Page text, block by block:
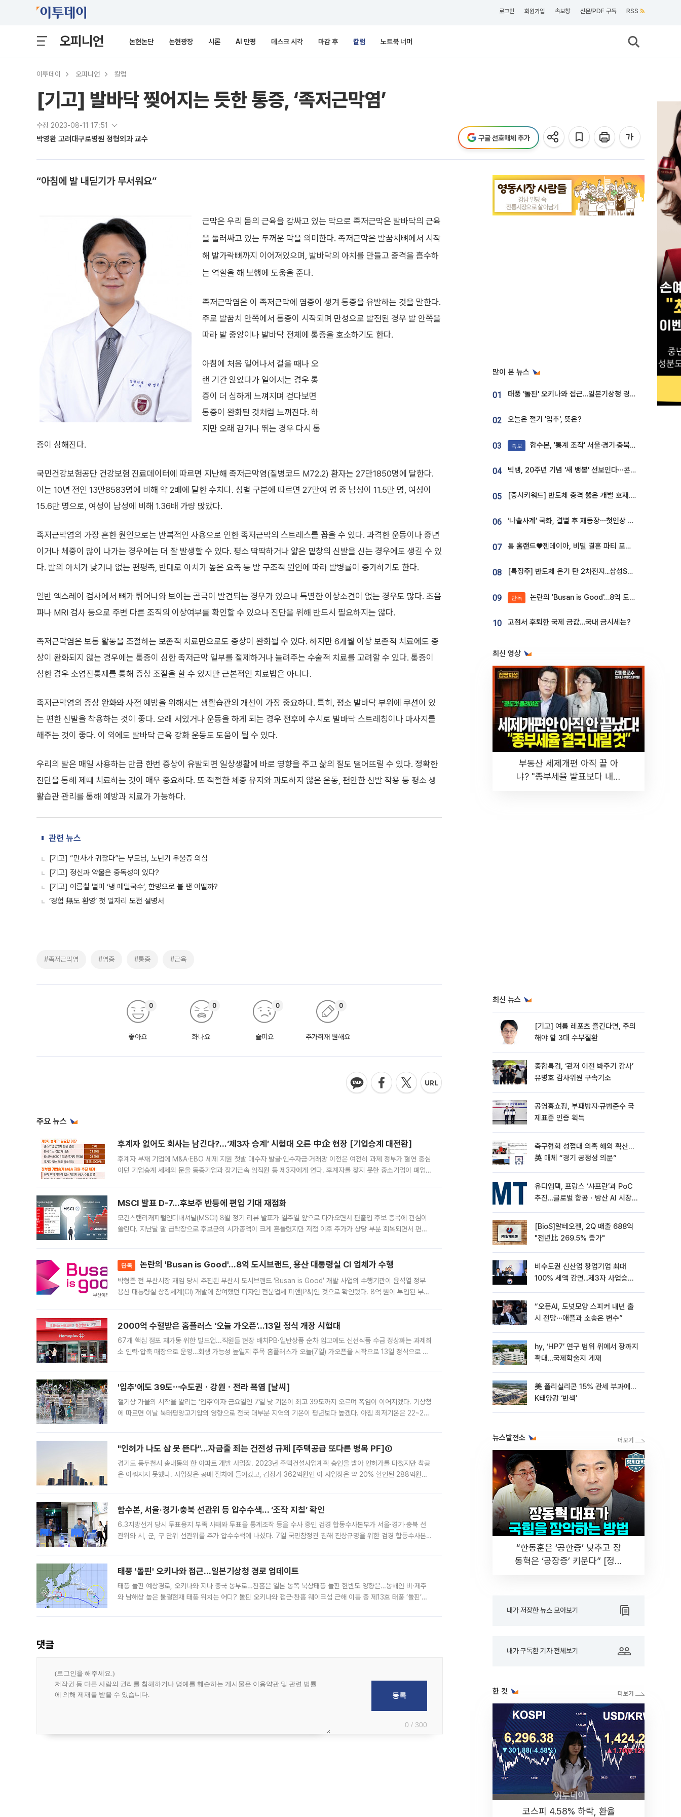
로그인 회원가입 속보창 신문/PDF 구독 RSS
오피니언 논현논단 논현광장 시론 AI 만평 데스크 시각 마감 후 칼럼 노트북 너머
이투데이 오피니언 칼럼
[기고] 발바닥 찢어지는 듯한 통증, ‘족저근막염’
수정 2023-08-11 17:51
박영환 고려대구로병원 정형외과 교수 구글 선호매체 추가
“아침에 발 내딛기가 무서워요”
근막은 우리 몸의 근육을 감싸고 있는 막으로 족저근막은 발바닥의 근육
을 둘러싸고 있는 두꺼운 막을 의미한다. 족저근막은 발꿈치뼈에서 시작
해 발가락뼈까지 이어져있으며, 발바닥의 아치를 만들고 충격을 흡수하
는 역할을 해 보행에 도움을 준다.
족저근막염은 이 족저근막에 염증이 생겨 통증을 유발하는 것을 말한다.
주로 발꿈치 안쪽에서 통증이 시작되며 만성으로 발전된 경우 발 안쪽을
따라 발 중앙이나 발바닥 전체에 통증을 호소하기도 한다.
아침에 처음 일어나서 걸을 때나 오
랜 기간 앉았다가 일어서는 경우 통
증이 더 심하게 느껴지며 걷다보면
통증이 완화된 것처럼 느껴진다. 하
지만 오래 걷거나 뛰는 경우 다시 통
증이 심해진다.
국민건강보험공단 건강보험 진료데이터에 따르면 지난해 족저근막염(질병코드 M72.2) 환자는 27만1850명에 달한다.
이는 10년 전인 13만8583명에 비해 약 2배에 달한 수치다. 성별 구분에 따르면 27만여 명 중 남성이 11.5만 명, 여성이
15.6만 명으로, 여성이 남성에 비해 1.36배 가량 많았다.
족저근막염의 가장 흔한 원인으로는 반복적인 사용으로 인한 족저근막의 스트레스를 꼽을 수 있다. 과격한 운동이나 중년
이거나 체중이 많이 나가는 경우에는 더 잘 발생할 수 있다. 평소 딱딱하거나 얇은 밑창의 신발을 신는 경우에도 생길 수 있
다. 발의 아치가 낮거나 없는 편평족, 반대로 아치가 높은 요족 등 발 구조적 원인에 따라 발병률이 증가하기도 한다.
일반 엑스레이 검사에서 뼈가 튀어나와 보이는 골극이 발견되는 경우가 있으나 특별한 이상소견이 없는 경우도 많다. 초음
파나 MRI 검사 등으로 주변 다른 조직의 이상여부를 확인할 수 있으나 진단을 위해 반드시 필요하지는 않다.
족저근막염은 보통 활동을 조절하는 보존적 치료만으로도 증상이 완화될 수 있다. 하지만 6개월 이상 보존적 치료에도 증
상이 완화되지 않는 경우에는 통증이 심한 족저근막 일부를 절제하거나 늘려주는 수술적 치료를 고려할 수 있다. 통증이
심한 경우 소염진통제를 통해 증상 조절을 할 수 있지만 근본적인 치료법은 아니다.
족저근막염의 증상 완화와 사전 예방을 위해서는 생활습관의 개선이 가장 중요하다. 특히, 평소 발바닥 부위에 쿠션이 있
는 편한 신발을 착용하는 것이 좋다. 오래 서있거나 운동을 하게 되는 경우 전후에 수시로 발바닥 스트레칭이나 마사지를
해주는 것이 좋다. 이 외에도 발바닥 근육 강화 운동도 도움이 될 수 있다.
우리의 발은 매일 사용하는 만큼 한번 증상이 유발되면 일상생활에 바로 영향을 주고 삶의 질도 떨어뜨릴 수 있다. 정확한
진단을 통해 제때 치료하는 것이 매우 중요하다. 또 적절한 체중 유지와 과도하지 않은 운동, 편안한 신발 착용 등 평소 생
활습관 관리를 통해 예방과 치료가 가능하다.
관련 뉴스
[기고] “만사가 귀찮다”는 부모님, 노년기 우울증 의심
[기고] 정신과 약물은 중독성이 있다?
[기고] 여름철 별미 ‘냉 메밀국수’, 한방으로 볼 땐 어떨까?
‘경험 無도 환영’ 첫 일자리 도전 설명서
#족저근막염 #염증 #통증 #근육
좋아요
0
화나요
0
슬퍼요
0
추가취재 원해요
0
주요 뉴스
후계자 없어도 회사는 남긴다?…‘제3자 승계’ 시험대 오른 中企 현장 [기업승계 대전환]
후계자 부재 기업에 M&A·EBO 세제 지원 첫발 매수자 발굴·인수자금·거래망 이전은 여전히 과제 정부가 혈연 중심
이던 기업승계 세제의 문을 동종기업과 장기근속 임직원 등 제3자에게 연다. 후계자를 찾지 못한 중소기업이 폐업
MSCI 발표 D-7…후보주 반등에 편입 기대 재점화
모건스탠리캐피털인터내셔널(MSCI) 8월 정기 리뷰 발표가 일주일 앞으로 다가오면서 편출입 후보 종목에 관심이
쏠린다. 지난달 말 급락장으로 후보군의 시가총액이 크게 흔들렸지만 저점 이후 주가가 상당 부분 회복되면서 편입
단독 논란의 'Busan is Good'…8억 도시브랜드, 용산 대통령실 CI 업체가 수행
박형준 전 부산시장 재임 당시 추진된 부산시 도시브랜드 ‘Busan is Good’ 개발 사업의 수행기관이 윤석열 정부
용산 대통령실 상징체계(CI) 개발에 참여했던 디자인 전문업체 피앤(P&)인 것으로 확인됐다. 8억 원이 투입된 부산
2000억 수혈받은 홈플러스 ‘오늘 가오픈’...13일 정식 개장 시험대
67개 핵심 점포 재가동 위한 빌드업...직원들 현장 배치PB·일반상품 순차 입고에도 신선식품 수급 정상화는 과제최
소 인력·압축 매장으로 운영…회생 가능성 높일지 주목 홈플러스가 오늘(7일) 가오픈을 시작으로 13일 정식으로 재
'입추'에도 39도⋯수도권ㆍ강원ㆍ전라 폭염 [날씨]
절기상 가을의 시작을 알리는 ‘입추’이자 금요일인 7일 낮 기온이 최고 39도까지 오르며 폭염이 이어지겠다. 기상청
에 따르면 이날 북태평양고기압의 영향으로 전국 대부분 지역의 기온이 평년보다 높겠다. 아침 최저기온은 22~27
"인허가 나도 삽 못 뜬다"…자금줄 죄는 건전성 규제 [주택공급 또다른 병목 PF]①
경기도 동두천시 송내동의 한 아파트 개발 사업장. 2023년 주택건설사업계획 승인을 받아 인허가를 마쳤지만 착공
은 이뤄지지 못했다. 사업장은 공매 절차에 들어갔고, 감정가 362억원인 이 사업장은 약 20% 할인된 288억원에
합수본, 서울·경기·충북 선관위 등 압수수색… ‘조작 지침’ 확인
6.3지방선거 당시 투표용지 부족 사태와 투표율 통계조작 등을 수사 중인 검경 합동수사본부가 서울·경기·충북 선
관위와 시, 군, 구 단위 선관위를 추가 압수수색에 나섰다. 7일 국민참정권 침해 진상규명을 위한 검경 합동수사본
태풍 '돌핀' 오키나와 접근…일본기상청 경로 업데이트
태풍 돌핀 예상경로, 오키나와 지나 중국 동부로…찬홈은 일본 동쪽 북상태풍 돌핀 한반도 영향은…동해안 비·제주
와 남해상 높은 물결현재 태풍 위치는 어디? 돌핀 오키나와 접근·찬홈 웨이크섬 근해 이동 중 제13호 태풍 ‘돌핀’이
댓글
0 / 300
많이 본 뉴스
01 태풍 '돌핀' 오키나와 접근…일본기상청 경로 업데이트
02 오늘은 절기 '입추', 뜻은?
03 속보 합수본, '통계 조작' 서울·경기·충북 선관위 등 추가 압수수색
04 빅뱅, 20주년 기념 '새 뱅봉' 선보인다⋯콘서트 앞두고 팝업 개최
05 [증시키워드] 반도체 충격 뚫은 개별 호재...포스코퓨처엠·에코프로·한화솔루션 '눈길'
06 ‘나솔사계’ 국화, 결별 후 재등장⋯첫인상 투표 휩쓸고 ‘인기녀’ 등극
07 톰 홀랜드♥젠데이아, 비밀 결혼 파티 포착⋯호텔 대관비만 9억
08 [특징주] 반도체 온기 탄 2차전지...삼성SDI, 장 초반 7% 넘게 껑충
09 단독 논란의 'Busan is Good'…8억 도시브랜드, 용산 대통령실 CI 업체가 수행
10 고점서 후퇴한 국제 금값…국내 금시세는?
최신 영상
부동산 세제개편 아직 끝 아
냐? "종부세율 발표보다 내릴
최신 뉴스
[기고] 여름 레포츠 즐긴다면, 주의
해야 할 3대 수부질환
종합특검, ‘관저 이전 봐주기 감사’
유병호 감사위원 구속기소
공영홈쇼핑, 부패방지·규범준수 국
제표준 인증 획득
축구협회 성접대 의혹 해외 확산…
英 매체 “경기 공정성 의문”
유디엠텍, 프랑스 ‘샤프란’과 PoC
추진…글로벌 항공ㆍ방산 AI 시장
[BioS]알테오젠, 2Q 매출 688억
"전년比 269.5% 증가"
비수도권 신산업 창업기업 최대
100% 세액 감면...제3자 사업승계
“오픈AI, 도넛모양 스피커 내년 출
시 전망⋯애플과 소송은 변수”
hy, ‘HP7’ 연구 범위 위에서 장까지
확대…국제학술지 게재
美 폴리실리콘 15% 관세 부과에…
K태양광 ‘반색’
뉴스발전소
“한동훈은 ‘공한증’ 낮추고 장
동혁은 ‘공장증’ 키운다” [정치
내가 저장한 뉴스 모아보기
내가 구독한 기자 전체보기
한 컷
코스피 4.58% 하락, 환율